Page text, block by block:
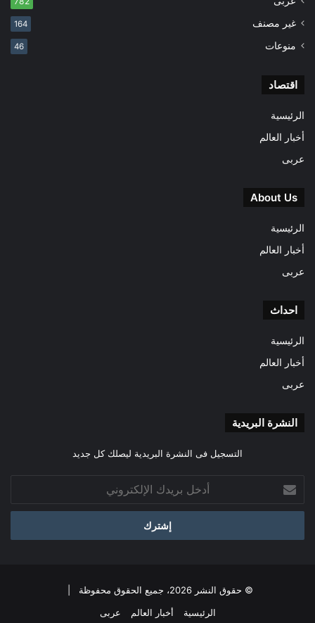
غير مصنف 164
منوعات 46
اقتصاد
الرئيسية
أخبار العالم
عربى
About Us
الرئيسية
أخبار العالم
عربى
احداث
الرئيسية
أخبار العالم
عربى
النشرة البريدية
التسجيل فى النشرة البريدية ليصلك كل جديد
بريدك
الإلكتروني
© حقوق النشر 2026، جميع الحقوق محفوظة |
الرئيسية
أخبار العالم عربى